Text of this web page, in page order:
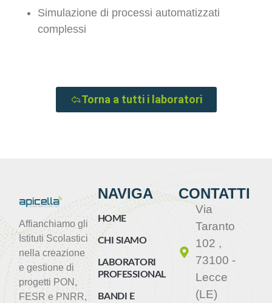
Simulazione di processi automatizzati
complessi
Torna a tutti i laboratori
Affianchiamo gli
Istituti Scolastici
nella creazione
e gestione di
progetti PON,
FESR e PNRR,
NAVIGA
HOME
CHI SIAMO
LABORATORI
PROFESSIONALIZZANTI
BANDI E
CONTATTI
Via
Taranto
102 ,
73100 -
Lecce
(LE)